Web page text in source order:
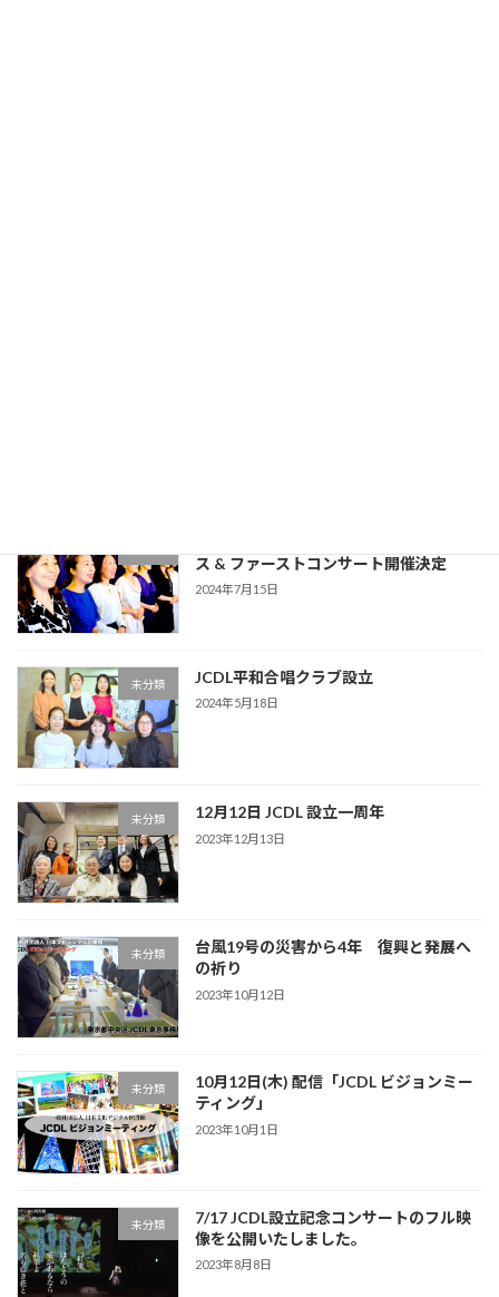
ス & ファーストコンサート開催決定
2024年7月15日
未分類 JCDL平和合唱クラブ設立
2024年5月18日
未分類 12月12日 JCDL 設立一周年
2023年12月13日
未分類
台風19号の災害から4年 復興と発展へ
の祈り
2023年10月12日
未分類
10月12日(木) 配信「JCDL ビジョンミー
ティング」
2023年10月1日
未分類
7/17 JCDL設立記念コンサートのフル映
像を公開いたしました。
2023年8月8日